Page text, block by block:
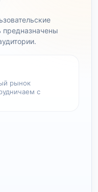
предназначены
рынок
с